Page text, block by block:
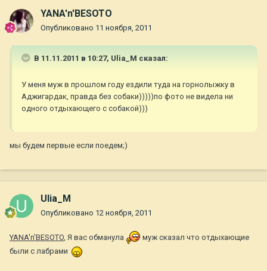
YANA'n'BESOTO
Опубликовано 11 ноября, 2011
В 11.11.2011 в 10:27, Ulia_M сказал:
У меня муж в прошлом году ездили туда на горнолыжку в
Аджигардак, правда без собаки)))))по фото не видела ни
одного отдыхающего с собакой)))
мы будем первые если поедем;)
Ulia_M
Опубликовано 12 ноября, 2011
YANA'n'BESOTO, Я вас обманула
муж сказал что отдыхающие
были с лабрами